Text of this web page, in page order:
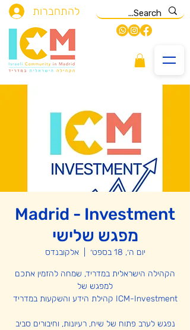
להתחברות
Madrid - Investment
מפגש שלישי
יום ה׳, 18 בספט׳
  |
אלקובנדס
הקהילה הישראלית במדריד, שמחה להזמין אתכם
נפגש לערב פתוח של שיח, רעיונות, וחיבורים סביב